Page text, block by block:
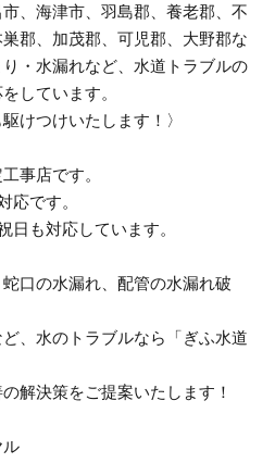
、海津市、羽島郡、養老郡、不
郡、加茂郡、可児郡、大野郡な
・水漏れなど、水道トラブルの
しています。
けつけいたします！〉
事店です。
応です。
日も対応しています。
口の水漏れ、配管の水漏れ破
、水のトラブルなら「ぎふ水道
解決策をご提案いたします！
ル